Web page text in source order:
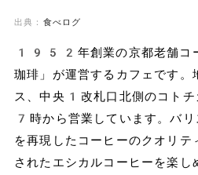
出典： 食べログ
1952年創業の京都老舗コー
珈琲」が運営するカフェです。
ス、中央1改札口北側のコトチ
7時から営業しています。バ
を再現したコーヒーのクオリテ
されたエシカルコーヒーを楽し